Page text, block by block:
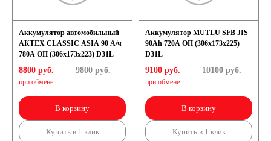
Аккумулятор автомобильный
АКТЕХ CLASSIC ASIA 90 А/ч
780А ОП (306x173x223) D31L
8800 руб.
при обмене
9800руб.
В корзину
Купить в 1 клик
Аккумулятор MUTLU SFB JIS
90Ah 720A ОП (306x173x225)
D31L
9100 руб.
при обмене
10100руб.
В корзину
Купить в 1 клик